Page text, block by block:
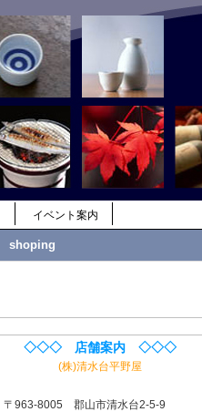
イベント案内
shoping
◇◇◇ 店舗案内 ◇◇◇
(株)清水台平野屋
〒963-8005 郡山市清水台2-5-9